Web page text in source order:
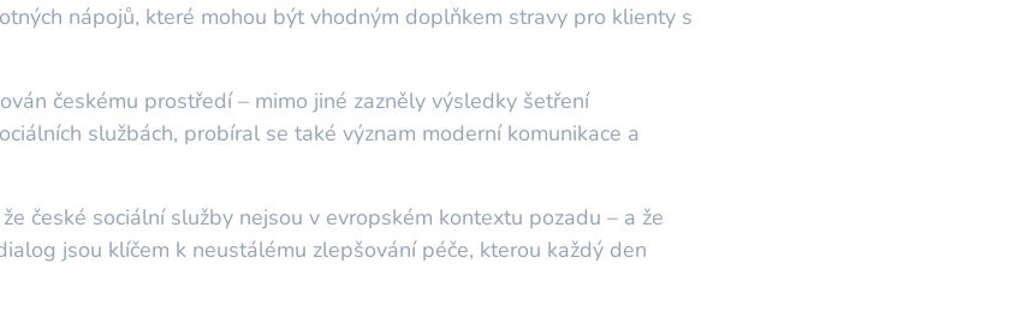
nápojů, které mohou být vhodným doplňkem stravy pro klienty s
českému prostředí – mimo jiné zazněly výsledky šetření
službách, probíral se také význam moderní komunikace a
české sociální služby nejsou v evropském kontextu pozadu – a že
jsou klíčem k neustálému zlepšování péče, kterou každý den